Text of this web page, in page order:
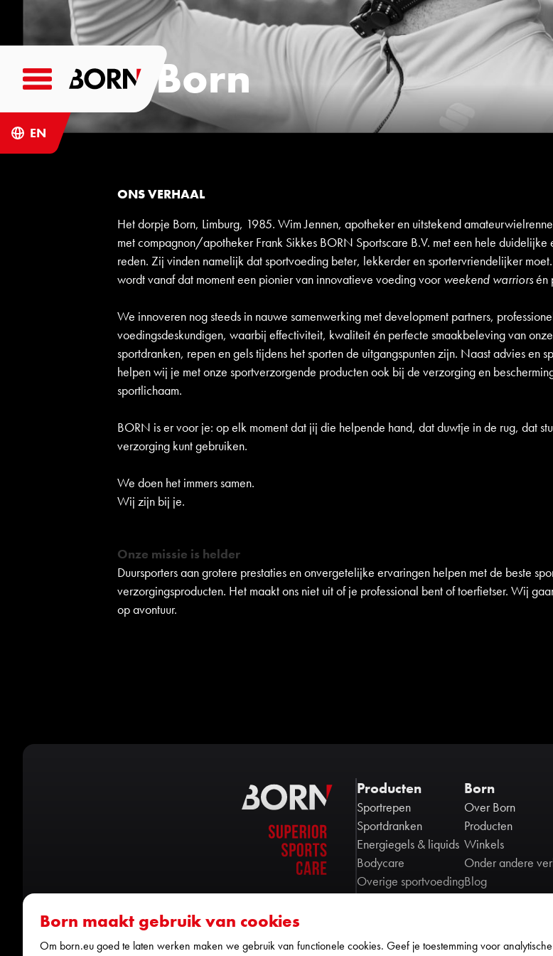
Born maakt gebruik van cookies
Om born.eu goed te laten werken maken we gebruik van functionele cookies. Geef je toestemming voor analytische
EN
Over Born
ONS VERHAAL
Het dorpje Born, Limburg, 1985. Wim Jennen, apotheker en uitstekend
met compagnon/apotheker Frank Sikkes BORN Sportscare B.V. met een hele duidelijke
reden. Zij vinden namelijk dat sportvoeding beter, lekkerder en sportervriendelijker
wordt vanaf dat moment een pionier van innovatieve voeding voorweekend warriorsén
We innoveren nog steeds in nauwe samenwerking met development partners,
voedingsdeskundigen, waarbij effectiviteit, kwaliteit én perfecte smaakbeleving van onze
sportdranken, repen en gels tijdens het sporten de uitgangspunten zijn. Naast advies en
helpen wij je met onze sportverzorgende producten ook bij de verzorging en
sportlichaam.
BORN is er voor je: op elk moment dat jij die helpende hand, dat duwtje in de rug, dat
verzorging kunt gebruiken.
We doen het immers samen.
Wij zijn bij je.
Onze missie is helder
Duursporters aan grotere prestaties en onvergetelijke ervaringen helpen met de beste
verzorgingsproducten. Het maakt ons niet uit of je professional bent of toerfietser. Wij
op avontuur.
Producten
Sportrepen
Sportdranken
Energiegels & liquids
Bodycare
Overige sportvoeding
Born
Over Born
Producten
Winkels
Onder andere
Blog